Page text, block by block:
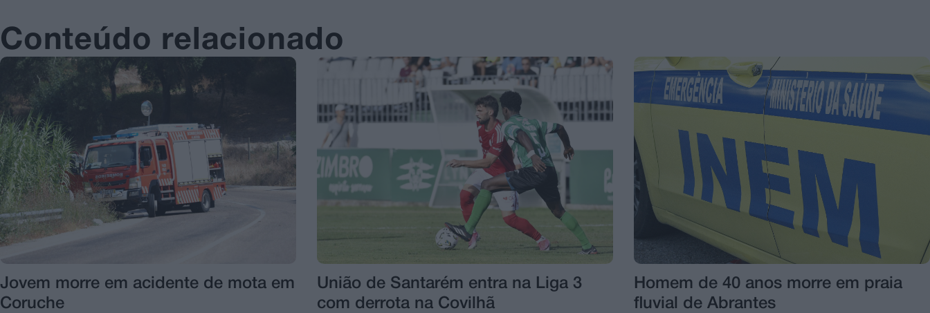
Conteúdo relacionado
Jovem morre em acidente de mota em
Coruche
União de Santarém entra na Liga 3
com derrota na Covilhã
Homem de 40 anos morre em praia
fluvial de Abrantes